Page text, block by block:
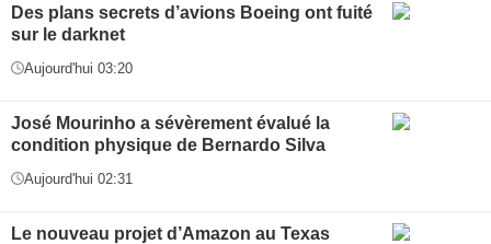
Des plans secrets d’avions Boeing ont fuité
sur le darknet
Aujourd'hui 03:20
José Mourinho a sévèrement évalué la
condition physique de Bernardo Silva
Aujourd'hui 02:31
Le nouveau projet d’Amazon au Texas